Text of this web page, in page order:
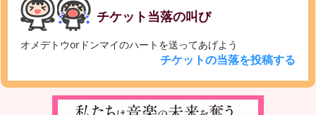
チケット当落の叫び
オメデトウorドンマイのハートを送ってあげよう
チケットの当落を投稿する